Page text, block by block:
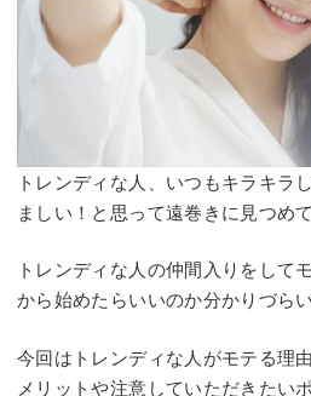
トレンディな人、いつもキラキラ
ましい！と思って遠巻きに見つめ
トレンディな人の仲間入りをして
から始めたらいいのか分かりづら
今回はトレンディな人がモテる理
メリットや注意していただきたい